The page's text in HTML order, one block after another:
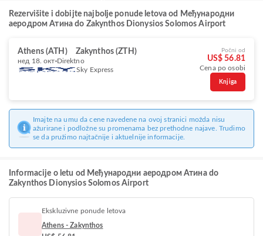
Rezervišite i dobijte najbolje ponude letova od Међународни
аеродром Атина do Zakynthos Dionysios Solomos Airport
Athens (ATH) Zakynthos (ZTH)
нед 18. окт Direktno
Sky Express
Počni od
US$ 56.81
Cena po osobi
Knjiga
Imajte na umu da cene navedene na ovoj stranici možda nisu
ažurirane i podložne su promenama bez prethodne najave. Trudimo
se da pružimo najtačnije i aktuelnije informacije.
Informacije o letu od Међународни аеродром Атина do
Zakynthos Dionysios Solomos Airport
Ekskluzivne ponude letova
Athens - Zakynthos